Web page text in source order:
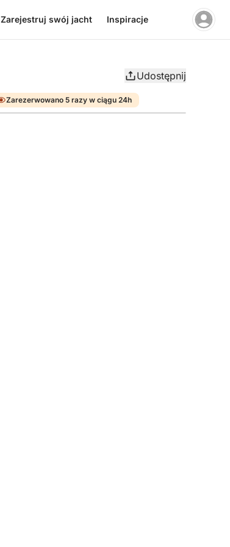
Zarejestruj swój jacht Inspiracje
Udostępnij
Zarezerwowano 5 razy w ciągu 24h